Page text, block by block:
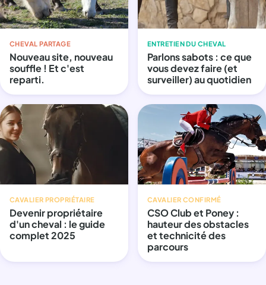
CHEVAL PARTAGE
Nouveau site, nouveau
souffle ! Et c'est
reparti.
ENTRETIEN DU CHEVAL
Parlons sabots : ce que
vous devez faire (et
surveiller) au quotidien
CAVALIER PROPRIÉTAIRE
Devenir propriétaire
d'un cheval : le guide
complet 2025
CAVALIER CONFIRMÉ
CSO Club et Poney :
hauteur des obstacles
et technicité des
parcours